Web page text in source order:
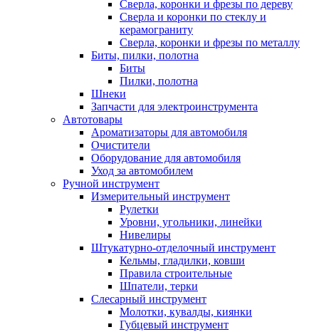
Сверла, коронки и фрезы по дереву
Сверла и коронки по стеклу и
керамограниту
Сверла, коронки и фрезы по металлу
Биты, пилки, полотна
Биты
Пилки, полотна
Шнеки
Запчасти для электроинструмента
Автотовары
Ароматизаторы для автомобиля
Очистители
Оборудование для автомобиля
Уход за автомобилем
Ручной инструмент
Измерительный инструмент
Рулетки
Уровни, угольники, линейки
Нивелиры
Штукатурно-отделочный инструмент
Кельмы, гладилки, ковши
Правила строительные
Шпатели, терки
Слесарный инструмент
Молотки, кувалды, киянки
Губцевый инструмент